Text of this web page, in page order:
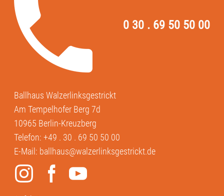
0 30 . 69 50 50 00
Ballhaus Walzerlinksgestrickt
Am Tempelhofer Berg 7d
10965 Berlin-Kreuzberg
Telefon:+49 . 30 . 69 50 50 00
E-Mail: ballhaus@walzerlinksgestrickt.de